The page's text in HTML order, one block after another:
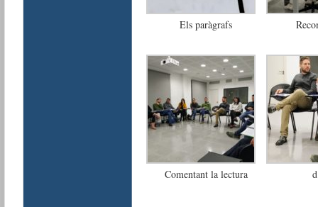
Els paràgrafs
Comentant la lectura